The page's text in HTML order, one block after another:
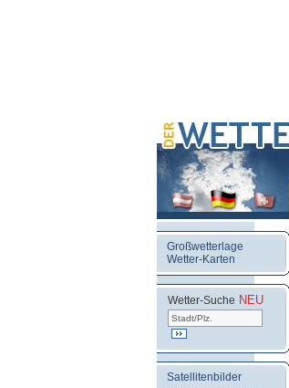
Großwetterlage
Wetter-Karten
Wetter-Suche NEU
Satellitenbilder